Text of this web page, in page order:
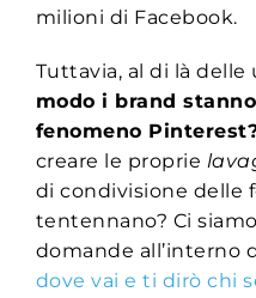
milioni di Facebook.
Tuttavia, al di là
modo i brand
fenomeno
creare le proprie
di condivisione delle
tentennano? Ci
domande all’interno
dove vai e ti dirò chi